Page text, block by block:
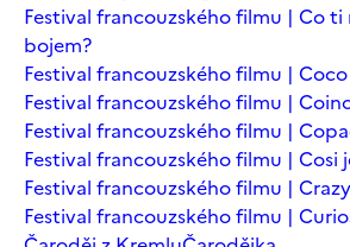
Festival francouzského filmu | Co
bojem?
Festival francouzského filmu |
Festival francouzského filmu |
Festival francouzského filmu |
Festival francouzského filmu | Cosi
Festival francouzského filmu |
Festival francouzského filmu |